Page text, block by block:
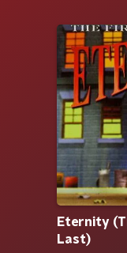
Eternity
Last)